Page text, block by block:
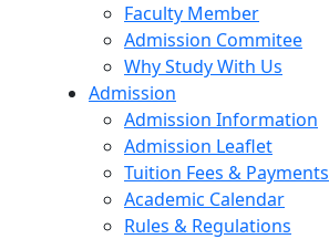
Faculty Member
Admission Commitee
Why Study With Us
Admission
Admission Information
Admission Leaflet
Tuition Fees & Payments
Academic Calendar
Rules & Regulations